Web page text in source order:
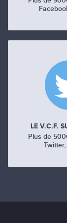
LE V.C.F.
Plus de